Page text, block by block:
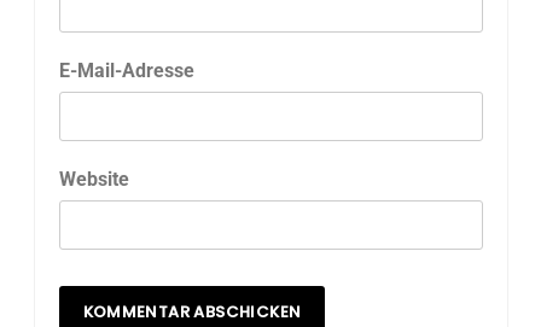
E-Mail-Adresse
Website